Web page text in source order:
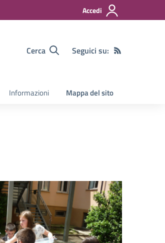
Accedi
Cerca Seguici su:
Informazioni Mappa del sito